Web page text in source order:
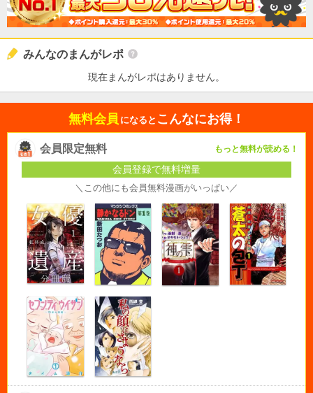
みんなのまんがレポ
現在まんがレポはありません。
無料会員 になると こんなにお得！
会員限定無料 もっと無料が読める！
会員登録で無料増量
＼この他にも会員無料漫画がいっぱい／